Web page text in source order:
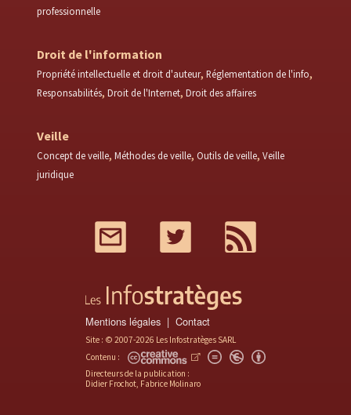
professionnelle
Droit de l'information
Propriété intellectuelle et droit d'auteur Réglementation de l'info
Responsabilités Droit de l'Internet Droit des affaires
Veille
Concept de veille Méthodes de veille Outils de veille Veille
juridique
Twitter
Mentions légales Contact
Site : © 2007-2026 Les Infostratèges SARL
Contenu :
Directeurs de la publication :
Didier Frochot, Fabrice Molinaro